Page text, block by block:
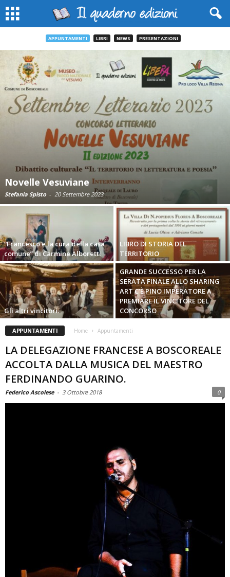
APPUNTAMENTI LIBRI NEWS PRESENTAZIONI
Novelle Vesuviane
Stefania Spisto - 20 Settembre 2023
“Francesco e la cura della casa
comune” di Carmine Alboretti
LIBRO DI STORIA DEL
TERRITORIO
Gli altri vincitori.
GRANDE SUCCESSO PER LA
SERATA FINALE ALLO SHARING
ART C’È PINO IMPERATORE A
PREMIARE IL VINCITORE DEL
CONCORSO
APPUNTAMENTI Home Appuntamenti
LA DELEGAZIONE FRANCESE A BOSCOREALE
ACCOLTA DALLA MUSICA DEL MAESTRO
FERDINANDO GUARINO.
Federico Ascolese - 3 Ottobre 2018 0